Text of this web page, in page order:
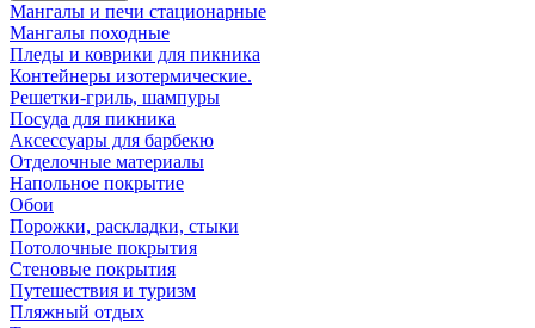
Мангалы и печи стационарные
Мангалы походные
Пледы и коврики для пикника
Контейнеры изотермические.
Решетки-гриль, шампуры
Посуда для пикника
Аксессуары для барбекю
Отделочные материалы
Напольное покрытие
Обои
Порожки, раскладки, стыки
Потолочные покрытия
Стеновые покрытия
Путешествия и туризм
Пляжный отдых